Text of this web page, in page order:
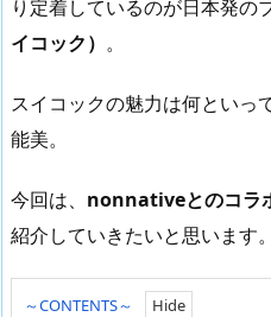
り定着しているのが日本発の
イコック） 。
スイコックの魅力は何といっ
能美。
今回は、 nonnativeとのコラ
紹介していきたいと思います。
～CONTENTS～